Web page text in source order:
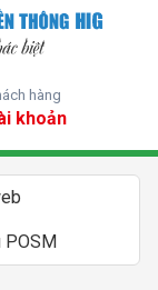
hàng
khoản
POSM